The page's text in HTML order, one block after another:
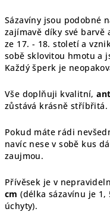
Sázavíny jsou podobné
zajímavě díky své
ze 17. - 18. století a
sobě sklovitou hmotu a
Každý šperk je
Vše doplňuji kvalitní,
zůstává krásně stříbřitá.
Pokud máte rádi
navíc nese v sobě kus
zaujmou.
Přívěsek je v
cm(délka sázavínu je 1,
úchyty).